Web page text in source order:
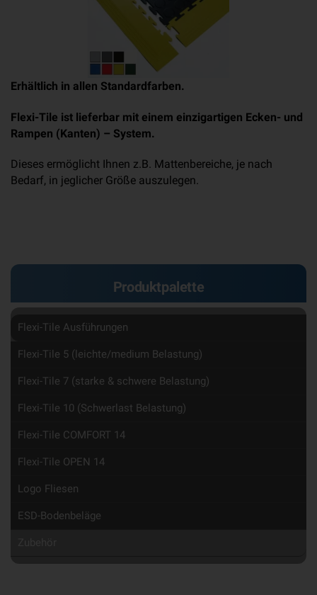
Erhältlich in allen Standardfarben.
Flexi-Tile ist lieferbar mit einem einzigartigen Ecken- und
Rampen (Kanten) – System.
Dieses ermöglicht Ihnen z.B. Mattenbereiche, je nach
Bedarf, in jeglicher Größe auszulegen.
Produktpalette
Flexi-Tile Ausführungen
Flexi-Tile 5 (leichte/medium Belastung)
Flexi-Tile 7 (starke & schwere Belastung)
Flexi-Tile 10 (Schwerlast Belastung)
Flexi-Tile COMFORT 14
Flexi-Tile OPEN 14
Logo Fliesen
ESD-Bodenbeläge